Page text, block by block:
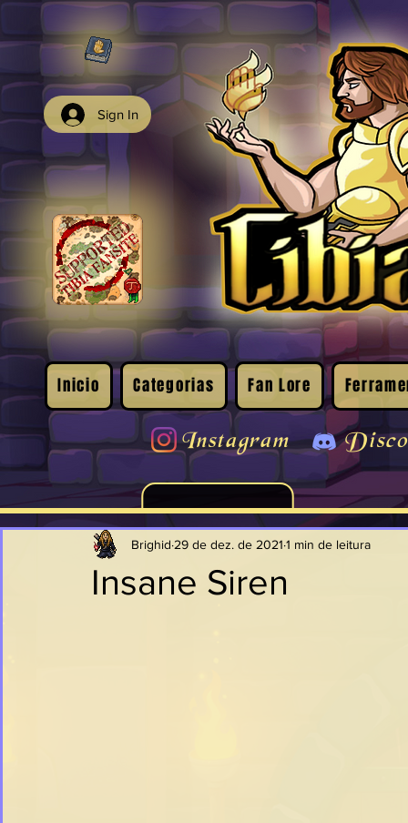
Sign In
Inicio Categorias Fan Lore
Instagram
Insane Siren
Brighid 29 de dez. de 2021 1 min de leitura